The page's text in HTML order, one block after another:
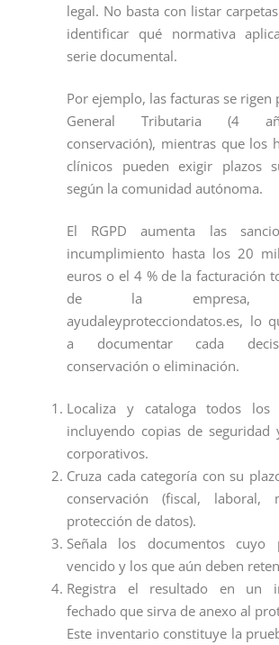
legal. No basta con listar
identificar qué normativa
serie documental.
Por ejemplo, las facturas se rigen
General Tributaria (4
conservación), mientras que los
clínicos pueden exigir plazos
según la comunidad autónoma.
El RGPD aumenta las
incumplimiento hasta los 20
euros o el 4 % de la facturación
de la empresa,
ayudaleyprotecciondatos.es, lo
a documentar cada
conservación o eliminación.
Localiza y cataloga todos los
incluyendo copias de seguridad
corporativos.
Cruza cada categoría con su
conservación (fiscal, laboral,
protección de datos).
Señala los documentos cuyo
vencido y los que aún deben
Registra el resultado en un
fechado que sirva de anexo al
Este inventario constituye la